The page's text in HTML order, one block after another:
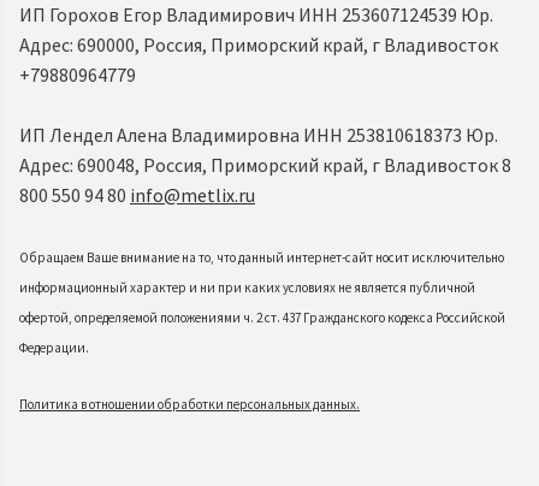
ИП Горохов Егор Владимирович ИНН 253607124539 Юр.
Адрес: 690000, Россия, Приморский край, г Владивосток
+79880964779
ИП Лендел Алена Владимировна ИНН 253810618373 Юр.
Адрес: 690048, Россия, Приморский край, г Владивосток 8
800 550 94 80 info@metlix.ru
Обращаем Ваше внимание на то, что данный интернет-сайт носит исключительно
информационный характер и ни при каких условиях не является публичной
офертой, определяемой положениями ч. 2 ст. 437 Гражданского кодекса Российской
Федерации.
Политика в отношении обработки персональных данных.